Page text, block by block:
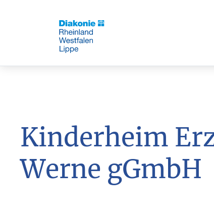
Kinderheim
Werne gGmbH